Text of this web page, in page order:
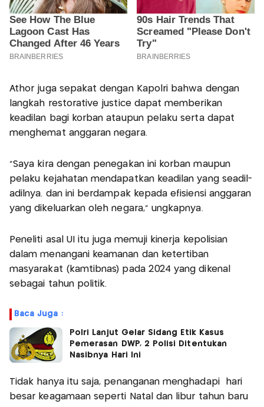
Athor juga sepakat dengan Kapolri bahwa dengan
langkah restorative justice dapat memberikan
keadilan bagi korban ataupun pelaku serta dapat
menghemat anggaran negara.
"Saya kira dengan penegakan ini korban maupun
pelaku kejahatan mendapatkan keadilan yang seadil-
adilnya. dan ini berdampak kepada efisiensi anggaran
yang dikeluarkan oleh negara," ungkapnya.
Peneliti asal UI itu juga memuji kinerja kepolisian
dalam menangani keamanan dan ketertiban
masyarakat (kamtibnas) pada 2024 yang dikenal
sebagai tahun politik.
Baca Juga :
Polri Lanjut Gelar Sidang Etik Kasus
Pemerasan DWP, 2 Polisi Ditentukan
Nasibnya Hari Ini
Tidak hanya itu saja, penanganan menghadapi hari
besar keagamaan seperti Natal dan libur tahun baru